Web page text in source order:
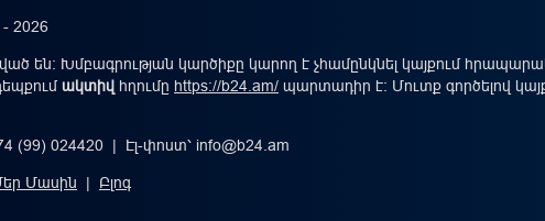
2026
են: Խմբագրության կարծիքը կարող է չհամընկնել կայքում
ակտիվ հղումը https://b24.am/ պարտադիր է: Մուտք գործելով
(99) 024420 | Էլ-փոստ՝ info@b24.am
Մասին | Բլոգ